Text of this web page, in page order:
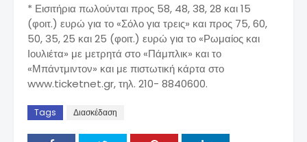
* Εισιτήρια πωλούνται προς 58, 48, 38, 28 και 15
(φοιτ.) ευρώ για το «Σόλο για τρεις» και προς 75, 60,
50, 35, 25 και 25 (φοιτ.) ευρώ για το «Ρωμαίος και
Ιουλιέτα» με μετρητά στο «Πάμπλικ» και το
«Μπάντμιντον» και με πιστωτική κάρτα στο
www.ticketnet.gr, τηλ. 210- 8840600.
Tags Διασκέδαση